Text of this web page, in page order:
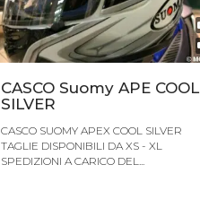
CASCO Suomy APE COOL
SILVER
CASCO SUOMY APEX COOL SILVER
TAGLIE DISPONIBILI DA XS - XL
SPEDIZIONI A CARICO DEL...